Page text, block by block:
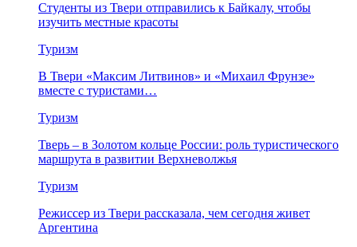
Студенты из Твери отправились к Байкалу, чтобы
изучить местные красоты
Туризм
В Твери «Максим Литвинов» и «Михаил Фрунзе»
вместе с туристами…
Туризм
Тверь – в Золотом кольце России: роль туристического
маршрута в развитии Верхневолжья
Туризм
Режиссер из Твери рассказала, чем сегодня живет
Аргентина